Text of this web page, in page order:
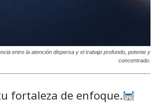
entre la atención dispersa y el trabajo profundo, potente y
concentrado.
fortaleza de enfoque.